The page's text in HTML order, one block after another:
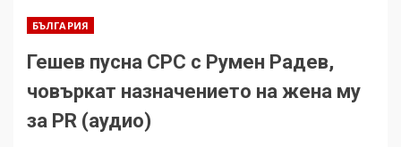
БЪЛГАРИЯ
Гешев пусна СРС с Румен Радев,
човъркат назначението на жена му
за PR (аудио)